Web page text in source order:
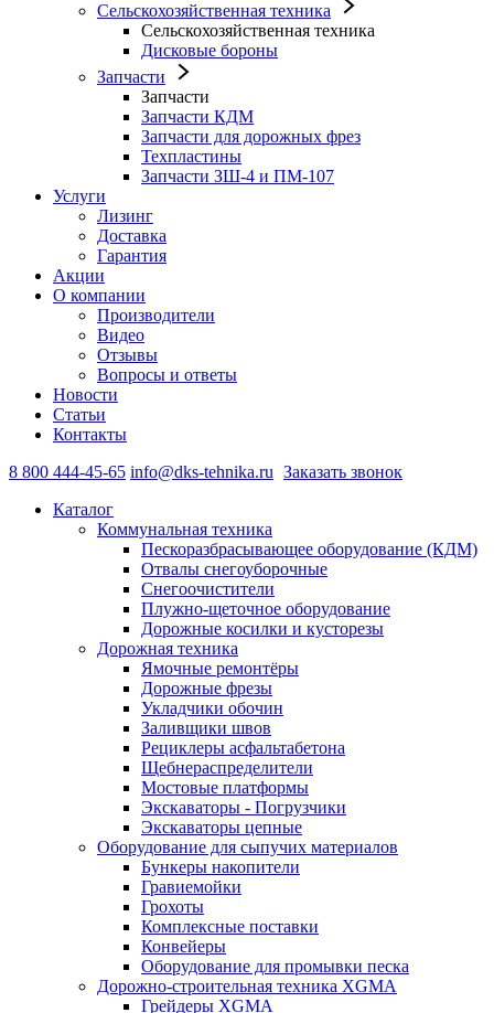
Сельскохозяйственная техника
Сельскохозяйственная техника
Дисковые бороны
Запчасти
Запчасти
Запчасти КДМ
Запчасти для дорожных фрез
Техпластины
Запчасти ЗШ-4 и ПМ-107
Услуги
Лизинг
Доставка
Гарантия
Акции
О компании
Производители
Видео
Отзывы
Вопросы и ответы
Новости
Статьи
Контакты
8 800 444-45-65 info@dks-tehnika.ru Заказать звонок
Каталог
Коммунальная техника
Пескоразбрасывающее оборудование (КДМ)
Отвалы снегоуборочные
Снегоочистители
Плужно-щеточное оборудование
Дорожные косилки и кусторезы
Дорожная техника
Ямочные ремонтёры
Дорожные фрезы
Укладчики обочин
Заливщики швов
Рециклеры асфальтабетона
Щебнераспределители
Мостовые платформы
Экскаваторы - Погрузчики
Экскаваторы цепные
Оборудование для сыпучих материалов
Бункеры накопители
Гравиемойки
Грохоты
Комплексные поставки
Конвейеры
Оборудование для промывки песка
Дорожно-строительная техника XGMA
Грейдеры XGMA